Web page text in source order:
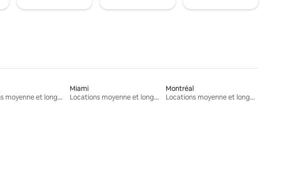
Locations moyenne et longue durée
Miami
Locations moyenne et longue durée
Montréal
Locations moyenne et longue durée